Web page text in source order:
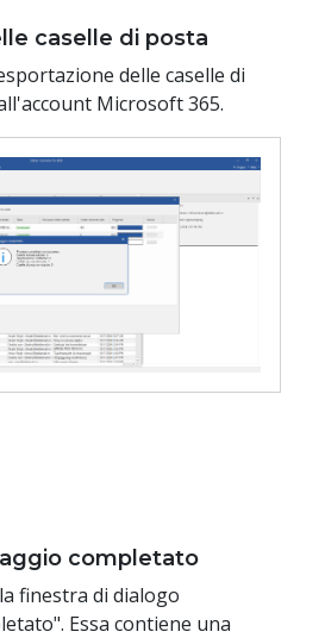
caselle di posta
delle caselle di
Microsoft 365.
completato
finestra di dialogo
Essa contiene una